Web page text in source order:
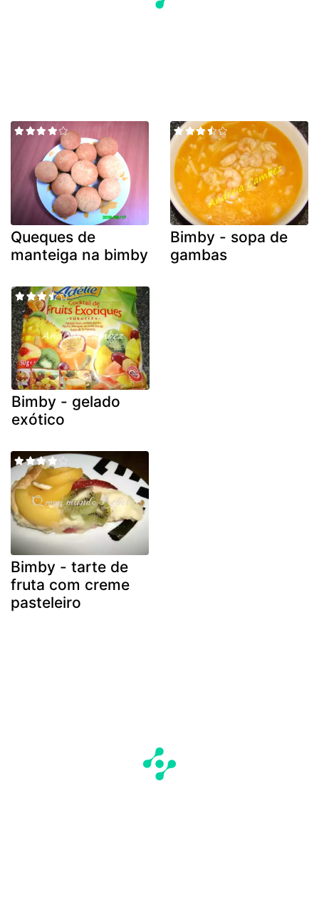
Queques de
manteiga na bimby
Bimby - sopa de
gambas
Bimby - gelado
exótico
Bimby - tarte de
fruta com creme
pasteleiro